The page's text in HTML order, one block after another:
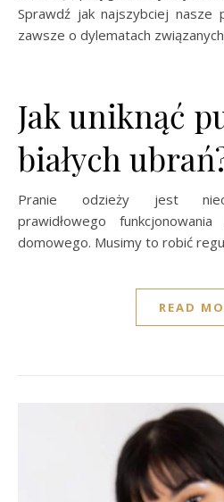
Sprawdź jak najszybciej nasze
zawsze o dylematach
Jak uniknąć
białych
Pranie odzieży jest
prawidłowego
domowego. Musimy to robić
READ